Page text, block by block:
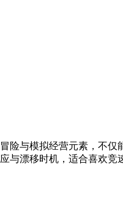
险与模拟经营元素，不仅
与漂移时机，适合喜欢竞